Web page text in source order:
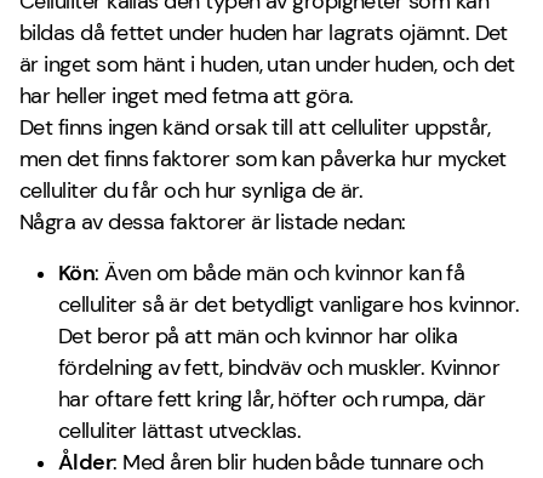
bildas då fettet under huden har lagrats ojämnt. Det
är inget som hänt i huden, utan under huden, och det
har heller inget med fetma att göra.
Det finns ingen känd orsak till att celluliter uppstår,
men det finns faktorer som kan påverka hur mycket
celluliter du får och hur synliga de är.
Några av dessa faktorer är listade nedan:
Kön: Även om både män och kvinnor kan få
celluliter så är det betydligt vanligare hos kvinnor.
Det beror på att män och kvinnor har olika
fördelning av fett, bindväv och muskler. Kvinnor
har oftare fett kring lår, höfter och rumpa, där
celluliter lättast utvecklas.
Ålder: Med åren blir huden både tunnare och